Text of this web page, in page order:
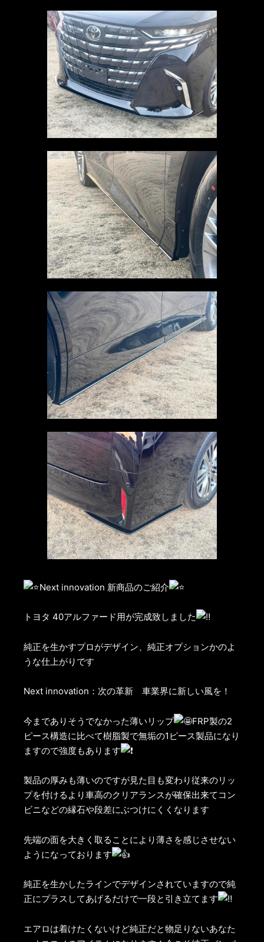
Next innovation 新商品のご紹介
トヨタ 40アルファード用が完成致しました
純正を生かすプロがデザイン、純正オプションかのよ
うな仕上がりです
Next innovation：次の革新 車業界に新しい風を！
今までありそうでなかった薄いリップ
FRP製の2
ピース構造に比べて樹脂製で無垢の1ピース製品になり
ますので強度もあります
製品の厚みも薄いのですが見た目も変わり従来のリッ
プを付けるより車高のクリアランスが確保出来てコン
ビニなどの縁石や段差にぶつけにくくなります
先端の面を大きく取ることにより薄さを感じさせない
ようになっております
純正を生かしたラインでデザインされていますので純
正にプラスしてあげるだけで一段と引き立てます
エアロは着けたくないけど純正だと物足りないあなた